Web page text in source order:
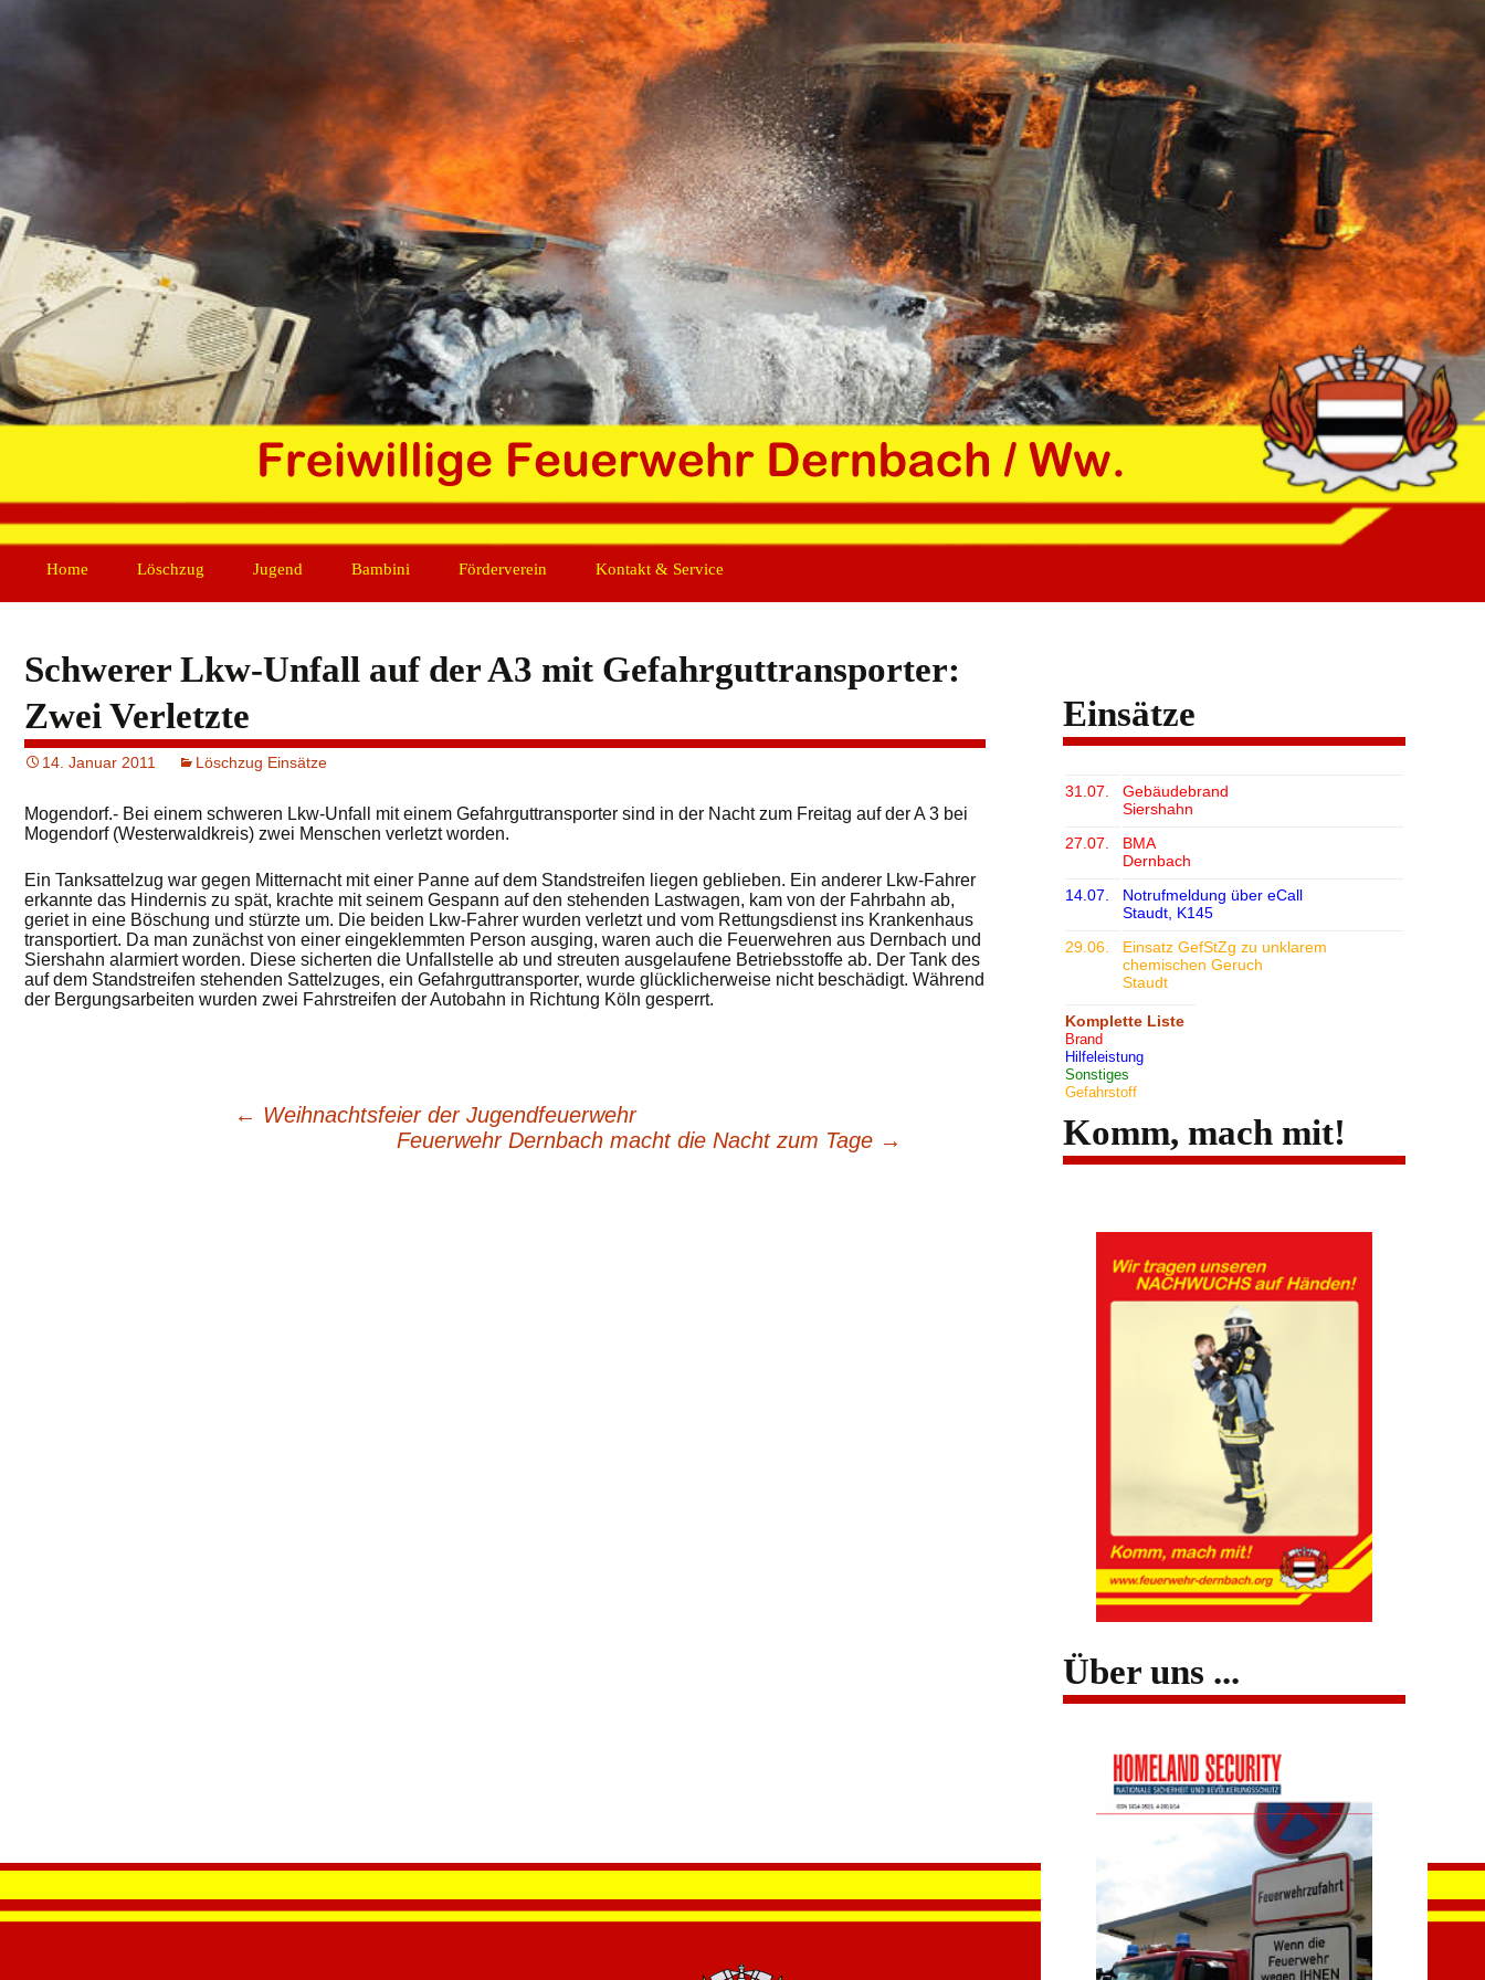
Zum
Inhalt
springen
Home
Löschzug
Personal
Übungen
Fahrzeuge
KDOW
Archiv
Jugend
Übungen
Ausflüge
Bambini
Berichte
Förderverein
Berichte
Satzung
Kontakt & Service
Impressum
Datenschutz
Schwerer Lkw-Unfall auf der A3 mit Gefahrguttransporter:
Zwei Verletzte
14. Januar 2011 Löschzug Einsätze
Mogendorf.- Bei einem schweren Lkw-Unfall mit einem Gefahrguttransporter sind in der Nacht zum Freitag auf der A 3 bei
Mogendorf (Westerwaldkreis) zwei Menschen verletzt worden.
Ein Tanksattelzug war gegen Mitternacht mit einer Panne auf dem Standstreifen liegen geblieben. Ein anderer Lkw-Fahrer
erkannte das Hindernis zu spät, krachte mit seinem Gespann auf den stehenden Lastwagen, kam von der Fahrbahn ab,
geriet in eine Böschung und stürzte um. Die beiden Lkw-Fahrer wurden verletzt und vom Rettungsdienst ins Krankenhaus
transportiert. Da man zunächst von einer eingeklemmten Person ausging, waren auch die Feuerwehren aus Dernbach und
Siershahn alarmiert worden. Diese sicherten die Unfallstelle ab und streuten ausgelaufene Betriebsstoffe ab. Der Tank des
auf dem Standstreifen stehenden Sattelzuges, ein Gefahrguttransporter, wurde glücklicherweise nicht beschädigt. Während
der Bergungsarbeiten wurden zwei Fahrstreifen der Autobahn in Richtung Köln gesperrt.
Beitragsnavigation
← Weihnachtsfeier der Jugendfeuerwehr
Feuerwehr Dernbach macht die Nacht zum Tage →
Einsätze
31.07.
Gebäudebrand
Siershahn
27.07.
BMA
Dernbach
14.07.
Notrufmeldung über eCall
Staudt, K145
29.06.
Einsatz GefStZg zu unklarem
chemischen Geruch
Staudt
Komplette Liste
Brand
Hilfeleistung
Sonstiges
Gefahrstoff
Komm, mach mit!
Über uns ...